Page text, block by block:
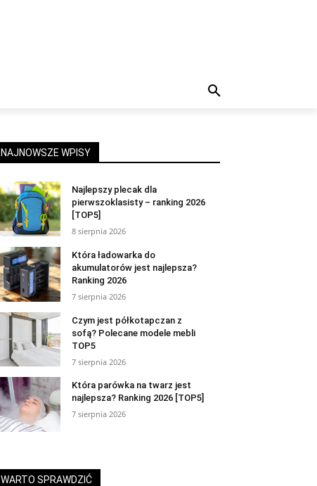
NAJNOWSZE WPISY
Najlepszy plecak dla
pierwszoklasisty – ranking 2026
[TOP5]
8 sierpnia 2026
Która ładowarka do
akumulatorów jest najlepsza?
Ranking 2026
7 sierpnia 2026
Czym jest półkotapczan z
sofą? Polecane modele mebli
TOP5
7 sierpnia 2026
Która parówka na twarz jest
najlepsza? Ranking 2026 [TOP5]
7 sierpnia 2026
WARTO SPRAWDZIĆ